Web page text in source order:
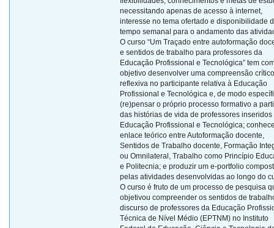
necessitando apenas de acesso à internet,
interesse no tema ofertado e disponibilidade
tempo semanal para o andamento das
O curso “Um Traçado entre autoformação
e sentidos de trabalho para professores da
Educação Profissional e Tecnológica” tem
objetivo desenvolver uma compreensão
reflexiva no participante relativa à Educação
Profissional e Tecnológica e, de modo
(re)pensar o próprio processo formativo a
das histórias de vida de professores inseridos
Educação Profissional e Tecnológica;
enlace teórico entre Autoformação docente,
Sentidos de Trabalho docente, Formação
ou Omnilateral, Trabalho como Princípio
e Politecnia; e produzir um e-portfolio
pelas atividades desenvolvidas ao longo do
O curso é fruto de um processo de pesquisa
objetivou compreender os sentidos de
discurso de professores da Educação
Técnica de Nível Médio (EPTNM) no Instituto